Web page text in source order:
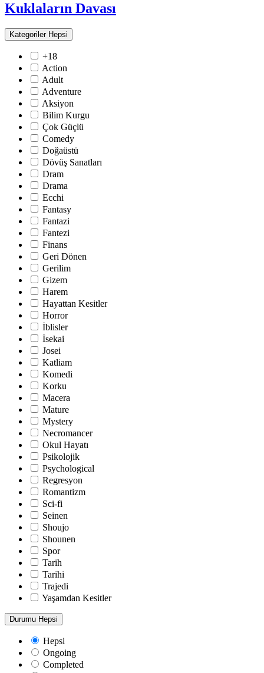
Kuklaların Davası
Kategoriler Hepsi
+18
Action
Adult
Adventure
Aksiyon
Bilim Kurgu
Çok Güçlü
Comedy
Doğaüstü
Dövüş Sanatları
Dram
Drama
Ecchi
Fantasy
Fantazi
Fantezi
Finans
Geri Dönen
Gerilim
Gizem
Harem
Hayattan Kesitler
Horror
İblisler
İsekai
Josei
Katliam
Komedi
Korku
Macera
Mature
Mystery
Necromancer
Okul Hayatı
Psikolojik
Psychological
Regresyon
Romantizm
Sci-fi
Seinen
Shoujo
Shounen
Spor
Tarih
Tarihi
Trajedi
Yaşamdan Kesitler
Durumu Hepsi
Hepsi
Ongoing
Completed